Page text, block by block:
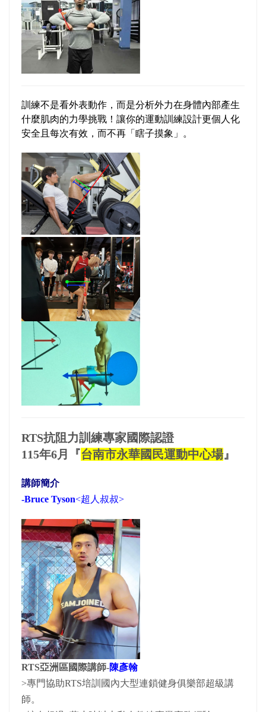
訓練不是看外表動作，而是分析外力在身體內部產生
什麼肌肉的力學挑戰！讓你的運動訓練設計更個人化
安全且每次有效，而不再「瞎子摸象」。
RTS抗阻力訓練專家國際認證
115年6月『台南市永華國民運動中心場』
講師簡介
-Bruce Tyson<超人叔叔>
RTS亞洲區國際講師-陳彥翰
>專門協助RTS培訓國內大型連鎖健身俱樂部超級講
師。